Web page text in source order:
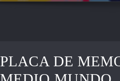
PLACA DE